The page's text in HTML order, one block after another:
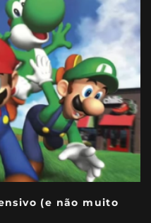
(e não muito